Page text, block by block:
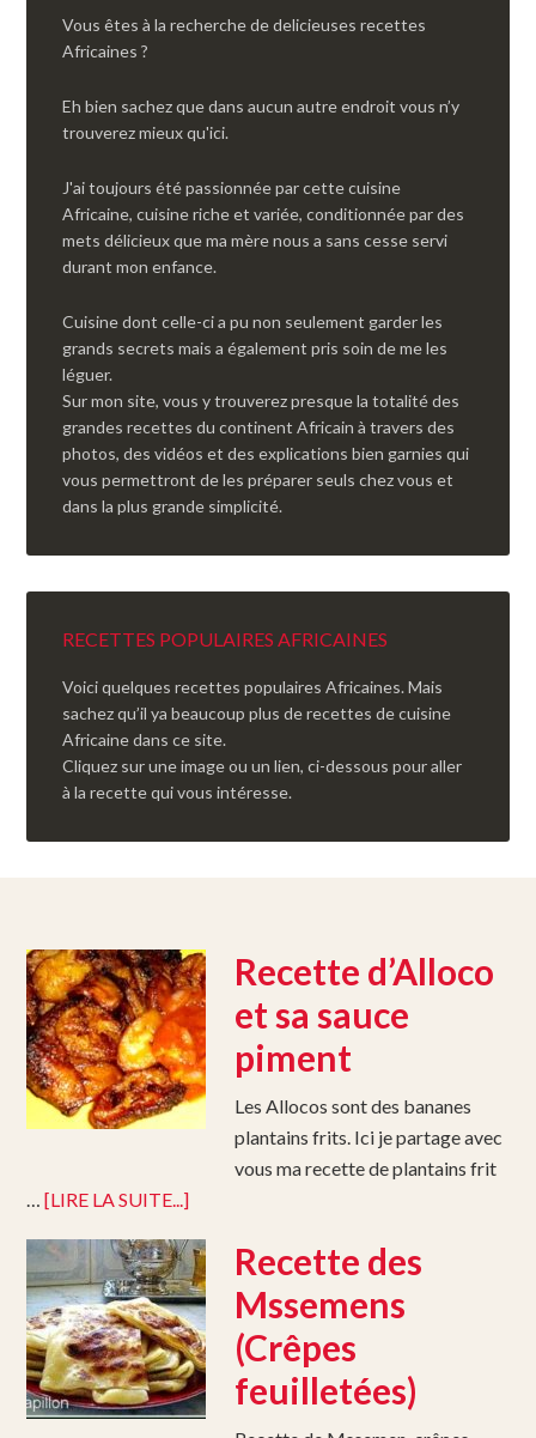
Vous êtes à la recherche de delicieuses recettes
Africaines ?
Eh bien sachez que dans aucun autre endroit vous n’y
trouverez mieux qu'ici.
J'ai toujours été passionnée par cette cuisine
Africaine, cuisine riche et variée, conditionnée par des
mets délicieux que ma mère nous a sans cesse servi
durant mon enfance.
Cuisine dont celle-ci a pu non seulement garder les
grands secrets mais a également pris soin de me les
léguer.
Sur mon site, vous y trouverez presque la totalité des
grandes recettes du continent Africain à travers des
photos, des vidéos et des explications bien garnies qui
vous permettront de les préparer seuls chez vous et
dans la plus grande simplicité.
RECETTES POPULAIRES AFRICAINES
Voici quelques recettes populaires Africaines. Mais
sachez qu’il ya beaucoup plus de recettes de cuisine
Africaine dans ce site.
Cliquez sur une image ou un lien, ci-dessous pour aller
à la recette qui vous intéresse.
Recette d’Alloco
et sa sauce
piment
Les Allocos sont des bananes
plantains frits. Ici je partage avec
vous ma recette de plantains frit
…[LIRE LA SUITE...]
Recette des
Mssemens
(Crêpes
feuilletées)